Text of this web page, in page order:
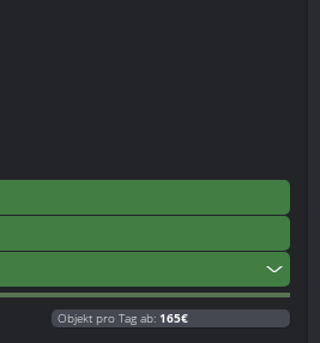
Objekt pro Tag ab: 165€